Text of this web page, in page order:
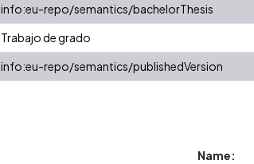
info:eu-repo/semantics/bachelorThesis
Trabajo de grado
info:eu-repo/semantics/publishedVersion
Name: